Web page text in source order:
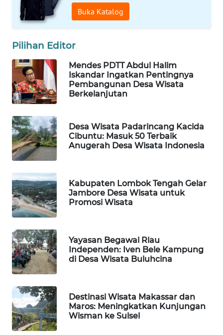
Buka Katalog
Pilihan Editor
Mendes PDTT Abdul Halim
Iskandar Ingatkan Pentingnya
Pembangunan Desa Wisata
Berkelanjutan
Desa Wisata Padarincang Kacida
Cibuntu: Masuk 50 Terbaik
Anugerah Desa Wisata Indonesia
Kabupaten Lombok Tengah Gelar
Jambore Desa Wisata untuk
Promosi Wisata
Yayasan Begawai Riau
Independen: Iven Bele Kampung
di Desa Wisata Buluhcina
Destinasi Wisata Makassar dan
Maros: Meningkatkan Kunjungan
Wisman ke Sulsel
WN
LIKUPANG
LABUANBAJO
WN
BORNEO
Wahana
Media
Group
NEWS
WAHANA
TANI
WAHANA
ADVOKAT
INFRASTRUKTUR
WAHANA
KONSUMEN